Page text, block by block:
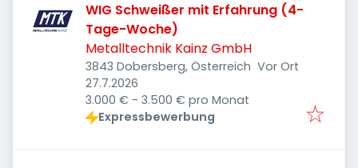
WIG Schweißer mit Erfahrung (4-
Tage-Woche)
Metalltechnik Kainz GmbH
3843 Dobersberg, Österreich Vor Ort
Veröffentlicht
27.7.2026
3.000 € - 3.500 € pro Monat
Expressbewerbung